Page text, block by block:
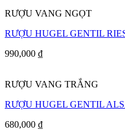
RƯỢU VANG NGỌT
RƯỢU HUGEL GENTIL
990,000 ₫
RƯỢU VANG TRẮNG
RƯỢU HUGEL GENTIL
680,000 ₫